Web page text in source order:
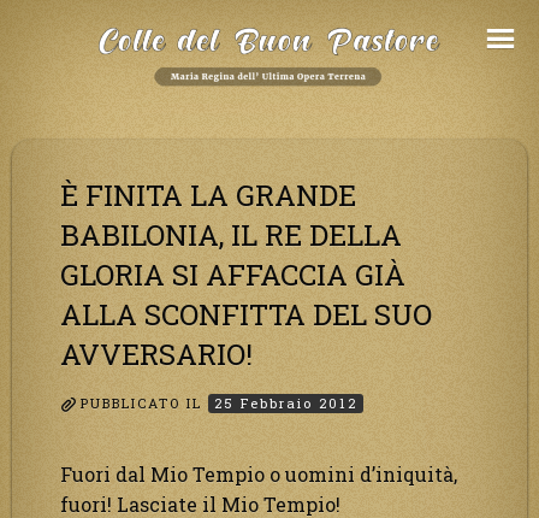
È FINITA LA GRANDE
BABILONIA, IL RE DELLA
GLORIA SI AFFACCIA GIÀ
ALLA SCONFITTA DEL SUO
AVVERSARIO!
PUBBLICATO IL 25 Febbraio 2012
Fuori dal Mio Tempio o uomini d’iniquità,
fuori! Lasciate il Mio Tempio!